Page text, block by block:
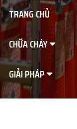
TRANG CHỦ
CHỮA CHÁY
GIẢI PHÁP